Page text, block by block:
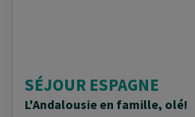
SÉJOUR ESPAGNE
L'Andalousie en famille, olé!